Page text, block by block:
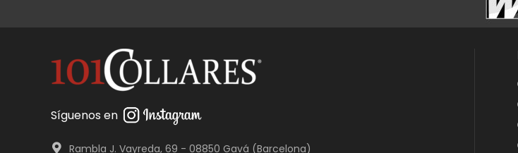
Síguenos en
Rambla J. Vayreda, 69 - 08850 Gavá (Barcelona)